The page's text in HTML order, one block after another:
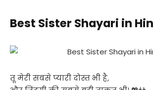
Best Sister Shayari in
तू मेरी सबसे प्यारी दोस्त भी है,